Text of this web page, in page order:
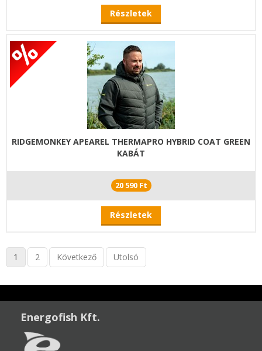
Részletek
RIDGEMONKEY APEAREL THERMAPRO HYBRID COAT GREEN
KABÁT
20 590 Ft
Részletek
1 2 Következő Utolsó
Energofish Kft.